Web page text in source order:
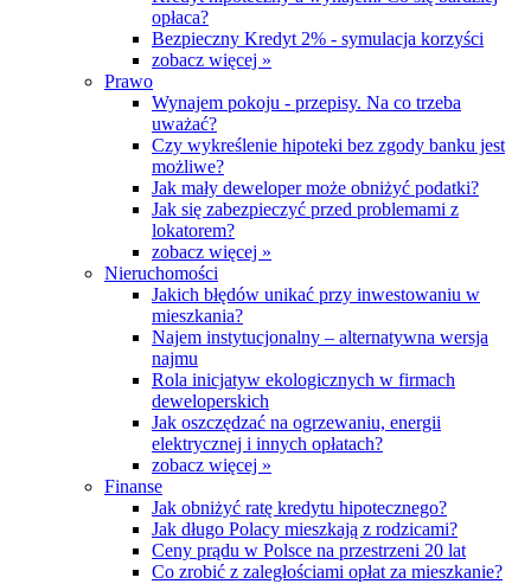
opłaca?
Bezpieczny Kredyt 2% - symulacja korzyści
zobacz więcej »
Prawo
Wynajem pokoju - przepisy. Na co trzeba
uważać?
Czy wykreślenie hipoteki bez zgody banku jest
możliwe?
Jak mały deweloper może obniżyć podatki?
Jak się zabezpieczyć przed problemami z
lokatorem?
zobacz więcej »
Nieruchomości
Jakich błędów unikać przy inwestowaniu w
mieszkania?
Najem instytucjonalny – alternatywna wersja
najmu
Rola inicjatyw ekologicznych w firmach
deweloperskich
Jak oszczędzać na ogrzewaniu, energii
elektrycznej i innych opłatach?
zobacz więcej »
Finanse
Jak obniżyć ratę kredytu hipotecznego?
Jak długo Polacy mieszkają z rodzicami?
Ceny prądu w Polsce na przestrzeni 20 lat
Co zrobić z zaległościami opłat za mieszkanie?